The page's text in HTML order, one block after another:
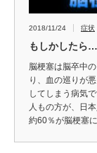
2018/11/24 症状
もしかしたら
脳梗塞は脳卒中
り、血の巡りが
してしまう病気
人もの方が、日
約60％が脳梗塞